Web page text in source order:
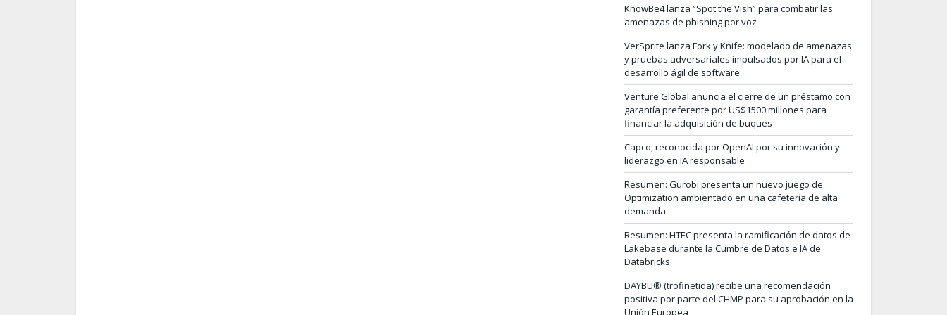
KnowBe4 lanza “Spot the Vish” para combatir las
amenazas de phishing por voz
VerSprite lanza Fork y Knife: modelado de amenazas
y pruebas adversariales impulsados por IA para el
desarrollo ágil de software
Venture Global anuncia el cierre de un préstamo con
garantía preferente por US$1500 millones para
financiar la adquisición de buques
Capco, reconocida por OpenAI por su innovación y
liderazgo en IA responsable
Resumen: Gurobi presenta un nuevo juego de
Optimization ambientado en una cafetería de alta
demanda
Resumen: HTEC presenta la ramificación de datos de
Lakebase durante la Cumbre de Datos e IA de
Databricks
DAYBU® (trofinetida) recibe una recomendación
positiva por parte del CHMP para su aprobación en la
Unión Europea